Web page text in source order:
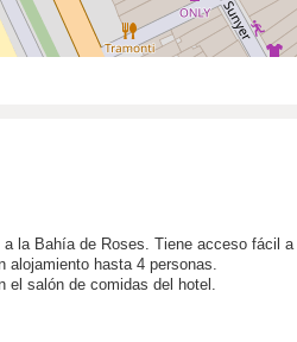
la Bahía de Roses. Tiene acceso fácil
alojamiento hasta 4 personas.
el salón de comidas del hotel.